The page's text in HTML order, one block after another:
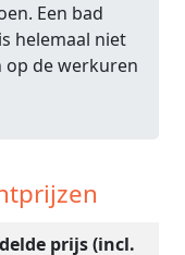
Een bad
helemaal niet
op de werkuren
prijs (incl.